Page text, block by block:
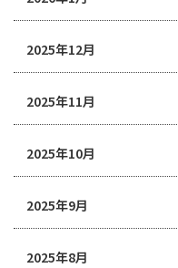
2025年12月
2025年11月
2025年10月
2025年9月
2025年8月